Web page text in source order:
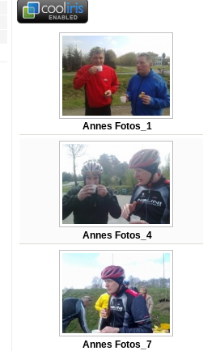
Annes Fotos_1
Annes Fotos_4
Annes Fotos_7